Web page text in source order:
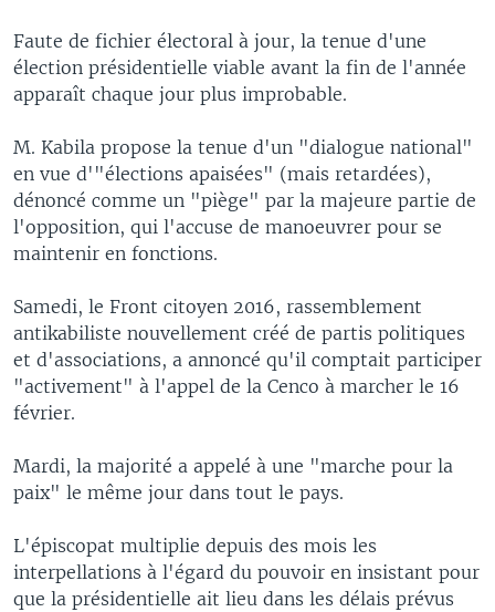
Faute de fichier électoral à jour, la tenue d'une
élection présidentielle viable avant la fin de l'année
apparaît chaque jour plus improbable.
M. Kabila propose la tenue d'un "dialogue national"
en vue d'"élections apaisées" (mais retardées),
dénoncé comme un "piège" par la majeure partie de
l'opposition, qui l'accuse de manoeuvrer pour se
maintenir en fonctions.
Samedi, le Front citoyen 2016, rassemblement
antikabiliste nouvellement créé de partis politiques
et d'associations, a annoncé qu'il comptait participer
"activement" à l'appel de la Cenco à marcher le 16
février.
Mardi, la majorité a appelé à une "marche pour la
paix" le même jour dans tout le pays.
L'épiscopat multiplie depuis des mois les
interpellations à l'égard du pouvoir en insistant pour
que la présidentielle ait lieu dans les délais prévus